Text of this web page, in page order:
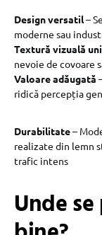
Design versatil–
moderne sau
Textură vizuală
nevoie de covoare
Valoare adăugată
ridică percepția
Durabilitate–
realizate din lemn
trafic intens
Unde